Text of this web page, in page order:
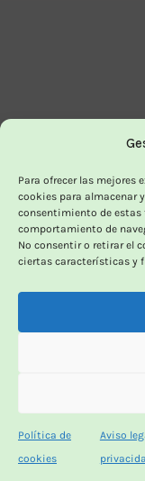
Para ofrecer las
cookies para almacenar
consentimiento de
comportamiento de
No consentir o retirar el
ciertas características y
Política de
cookies
Aviso